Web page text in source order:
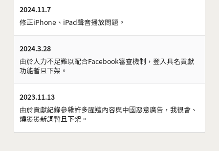
2024.11.7
修正iPhone、iPad聲音播放問題。
2024.3.28
由於人力不足難以配合Facebook審查機制，登入具名貢獻
功能暫且下架。
2023.11.13
由於貢獻紀錄參雜許多腥羶內容與中國惡意廣告，我很會、
燒燙燙新詞暫且下架。